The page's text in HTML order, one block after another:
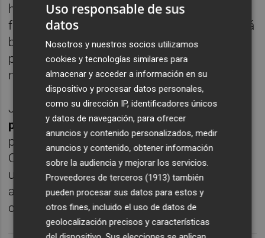
hace dos semanas, estará al menos un mes
fuera del equipo, por lo que el técnico deberá
buscar un jugador que pueda actuar en esa
posición más defensiva al no contar ya con
ningún futbolista de ese corte específico.
Jugadores comoManu Trigueros, con un
perfil más creativo, o el de Miguel Layún
pueden ser la opción que podría utilizar
Calleja, opciones a las que se suma la de
ubicar a un defensa central en esa posición,
aunque esta variante parece más
complicada.
Uso responsable de sus
datos
Nosotros y nuestros socios utilizamos
cookies y tecnologías similares para
almacenar y acceder a información en su
dispositivo y procesar datos personales,
como su dirección IP, identificadores únicos
y datos de navegación, para ofrecer
anuncios y contenido personalizados, medir
anuncios y contenido, obtener información
sobre la audiencia y mejorar los servicios.
Proveedores de terceros (1913) también
pueden procesar sus datos para estos y
otros fines, incluido el uso de datos de
geolocalización precisos y características